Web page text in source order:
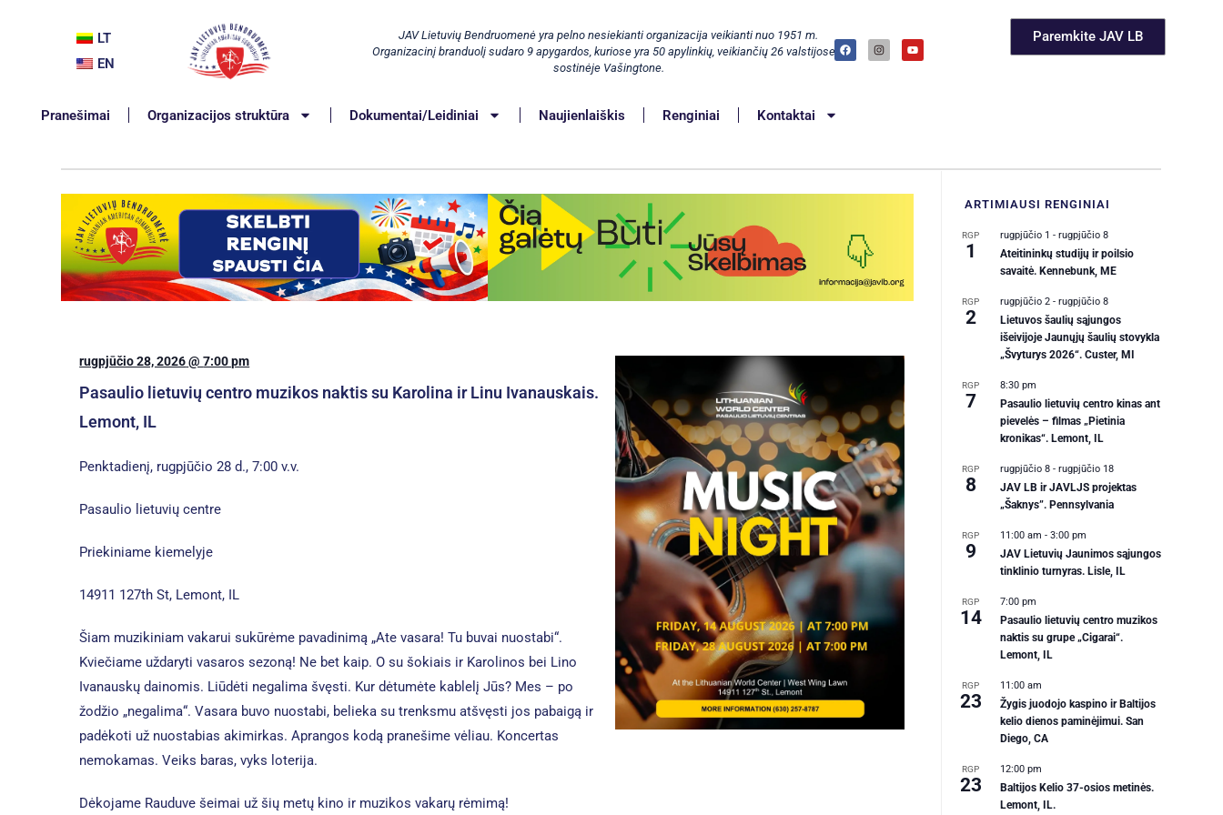
LT
EN
JAV Lietuvių Bendruomenė yra pelno nesiekianti organizacija veikianti nuo 1951 m.
Organizacinį branduolį sudaro 9 apygardos, kuriose yra 50 apylinkių, veikiančių 26 valstijose ir
sostinėje Vašingtone.
Paremkite JAV LB
Pranešimai Organizacijos struktūra Dokumentai/Leidiniai Naujienlaiškis Renginiai Kontaktai
rugpjūčio 28, 2026 @7:00 pm
Pasaulio lietuvių centro muzikos naktis su Karolina ir Linu Ivanauskais.
Lemont, IL
Penktadienį, rugpjūčio 28 d., 7:00 v.v.
Pasaulio lietuvių centre
Priekiniame kiemelyje
14911 127th St, Lemont, IL
Šiam muzikiniam vakarui sukūrėme pavadinimą „Ate vasara! Tu buvai nuostabi“.
Kviečiame uždaryti vasaros sezoną! Ne bet kaip. O su šokiais ir Karolinos bei Lino
Ivanauskų dainomis. Liūdėti negalima švęsti. Kur dėtumėte kablelį Jūs? Mes – po
žodžio „negalima“. Vasara buvo nuostabi, belieka su trenksmu atšvęsti jos pabaigą ir
padėkoti už nuostabias akimirkas. Aprangos kodą pranešime vėliau. Koncertas
nemokamas. Veiks baras, vyks loterija.
Dėkojame Rauduve šeimai už šių metų kino ir muzikos vakarų rėmimą!
ARTIMIAUSI RENGINIAI
RGP
1
rugpjūčio 1 - rugpjūčio 8
Ateitininkų studijų ir poilsio
savaitė. Kennebunk, ME
RGP
2
rugpjūčio 2- rugpjūčio 8
Lietuvos šaulių sąjungos
išeivijoje Jaunųjų šaulių stovykla
„Švyturys 2026“. Custer, MI
RGP
7
8:30 pm
Pasaulio lietuvių centro kinas ant
pievelės – filmas „Pietinia
kronikas“. Lemont, IL
RGP
8
rugpjūčio 8- rugpjūčio 18
JAV LB ir JAVLJS projektas
„Šaknys”. Pennsylvania
RGP
9
11:00 am - 3:00 pm
JAV Lietuvių Jaunimos sąjungos
tinklinio turnyras. Lisle, IL
RGP
14
7:00 pm
Pasaulio lietuvių centro muzikos
naktis su grupe „Cigarai“.
Lemont, IL
RGP
23
11:00 am
Žygis juodojo kaspino ir Baltijos
kelio dienos paminėjimui. San
Diego, CA
RGP
23
12:00 pm
Baltijos Kelio 37-osios metinės.
Lemont, IL.